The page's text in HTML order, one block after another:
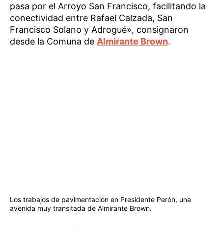
pasa por el Arroyo San Francisco, facilitando la
conectividad entre Rafael Calzada, San
Francisco Solano y Adrogué», consignaron
desde la Comuna de Almirante Brown.
Los trabajos de pavimentación en Presidente Perón, una
avenida muy transitada de Almirante Brown.